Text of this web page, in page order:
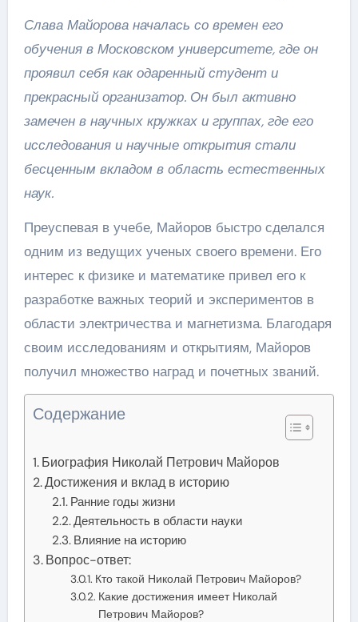
Слава Майорова началась со времен его
обучения в Московском университете, где он
проявил себя как одаренный студент и
прекрасный организатор. Он был активно
замечен в научных кружках и группах, где его
исследования и научные открытия стали
бесценным вкладом в область естественных
наук.
Преуспевая в учебе, Майоров быстро сделался
одним из ведущих ученых своего времени. Его
интерес к физике и математике привел его к
разработке важных теорий и экспериментов в
области электричества и магнетизма. Благодаря
своим исследованиям и открытиям, Майоров
получил множество наград и почетных званий.
Содержание
Биография Николай Петрович Майоров
Достижения и вклад в историю
Ранние годы жизни
Деятельность в области науки
Влияние на историю
Вопрос-ответ:
Кто такой Николай Петрович Майоров?
Какие достижения имеет Николай
Петрович Майоров?